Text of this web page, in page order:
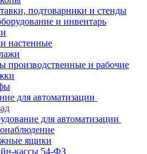
подтоварники и стенды
и инвентарь
настенные
производственные и рабочие
для автоматизации
для автоматизации
ящики
кассы 54-ФЗ